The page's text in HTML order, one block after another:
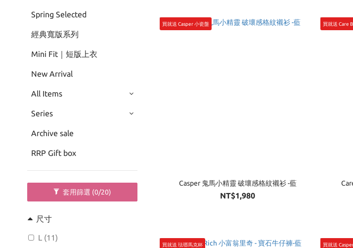
Spring Selected
經典寬版系列
Mini Fit｜短版上衣
New Arrival
All Items
Series
Archive sale
RRP Gift box
套用篩選 (0/20)
尺寸
L (11)
買就送 Casper 小瓷盤
Casper 鬼馬小精靈 破壞感格紋襯衫 -藍
NT$1,980
買就送 Care
買就送 琺瑯馬克杯 買就送